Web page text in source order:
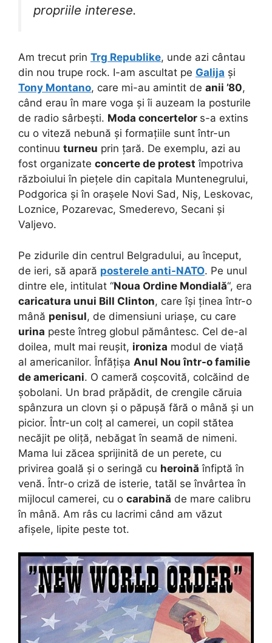
propriile interese.
Am trecut prin Trg Republike, unde azi cântau
din nou trupe rock. I-am ascultat pe Galija și
Tony Montano, care mi-au amintit de anii ’80,
când erau în mare voga și îi auzeam la posturile
de radio sârbești. Moda concertelor s-a extins
cu o viteză nebună și formațiile sunt într-un
continuu turneu prin țară. De exemplu, azi au
fost organizate concerte de protest împotriva
războiului în piețele din capitala Muntenegrului,
Podgorica și în orașele Novi Sad, Niș, Leskovac,
Loznice, Pozarevac, Smederevo, Secani și
Valjevo.
Pe zidurile din centrul Belgradului, au început,
de ieri, să apară posterele anti-NATO. Pe unul
dintre ele, intitulat “Noua Ordine Mondială“, era
caricatura unui Bill Clinton, care își ținea într-o
mână penisul, de dimensiuni uriașe, cu care
urina peste întreg globul pământesc. Cel de-al
doilea, mult mai reușit, ironiza modul de viață
al americanilor. Înfățișa Anul Nou într-o familie
de americani. O cameră coșcovită, colcăind de
șobolani. Un brad prăpădit, de crengile căruia
spânzura un clovn și o păpușă fără o mână și un
picior. Într-un colț al camerei, un copil stătea
necăjit pe oliță, nebăgat în seamă de nimeni.
Mama lui zăcea sprijinită de un perete, cu
privirea goală și o seringă cu heroină înfiptă în
venă. Într-o criză de isterie, tatăl se învârtea în
mijlocul camerei, cu o carabină de mare calibru
în mână. Am râs cu lacrimi când am văzut
afișele, lipite peste tot.